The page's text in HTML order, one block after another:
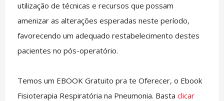
utilização de técnicas e recursos que possam
amenizar as alterações esperadas neste período,
favorecendo um adequado restabelecimento destes
pacientes no pós-operatório.
Temos um EBOOK Gratuito pra te Oferecer, o Ebook
Fisioterapia Respiratória na Pneumonia. Basta clicar